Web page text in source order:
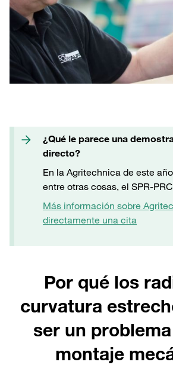
¿Qué le parece una
directo?
En la Agritechnica de este
entre otras cosas, el SPR-
Más información sobre
directamente una cita
Por qué los
curvatura
ser un
montaje